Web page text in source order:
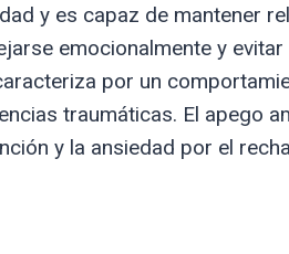
y es capaz de mantener
emocionalmente y
por un
traumáticas. El apego
y la ansiedad por el